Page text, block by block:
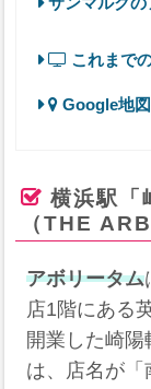
これまで
Google地図
横浜駅「
（THE
アボリータム
店1階にある
開業した崎
は、店名が